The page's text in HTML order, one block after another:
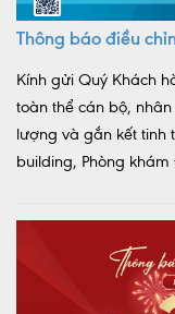
Thông báo điều
Kính gửi Quý Khách
toàn thể cán bộ,
lượng và gắn kết tinh
building, Phòng khám